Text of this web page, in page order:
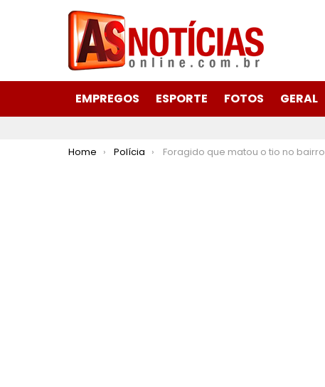
EMPREGOS ESPORTE FOTOS GERAL
You are here:
Home Polícia Foragido que matou o tio no bairro Bela Vista em Itabira é morto durante troca de tiros com a ROTAM em Santa Bárbara